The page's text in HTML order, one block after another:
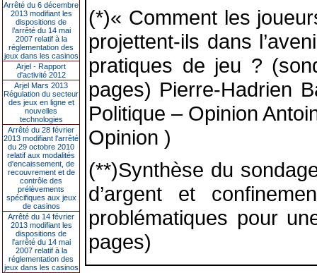
Arrêté du 6 décembre
2013 modifiant les
dispositions de
l’arrêté du 14 mai
2007 relatif à la
réglementation des
jeux dans les casinos
Arjel - Rapport
d'activité 2012
Arjel Mars 2013
Régulation du secteur
des jeux en ligne et
nouvelles
technologies
Arrêté du 28 février
2013 modifiant l'arrêté
du 29 octobre 2010
relatif aux modalités
d'encaissement, de
recouvrement et de
contrôle des
prélèvements
spécifiques aux jeux
de casinos
Arrêté du 14 février
2013 modifiant les
dispositions de
l'arrêté du 14 mai
2007 relatif à la
réglementation des
jeux dans les casinos
(*)« Comment les
projettent-ils dans
pratiques de jeu ?
pages) Pierre-Hadrien
Politique – Opinion
Opinion )
(**)Synthèse du
d’argent et
problématiques pour
pages)